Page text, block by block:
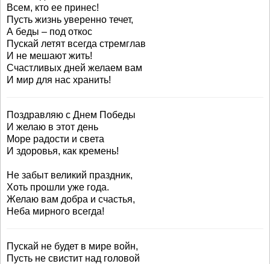
Всем, кто ее принес!
Пусть жизнь уверенно течет,
А беды – под откос
Пускай летят всегда стремглав
И не мешают жить!
Счастливых дней желаем вам
И мир для нас хранить!
Поздравляю с Днем Победы
И желаю в этот день
Море радости и света
И здоровья, как кремень!
Не забыт великий праздник,
Хоть прошли уже года.
Желаю вам добра и счастья,
Неба мирного всегда!
Пускай не будет в мире войн,
Пусть не свистит над головой